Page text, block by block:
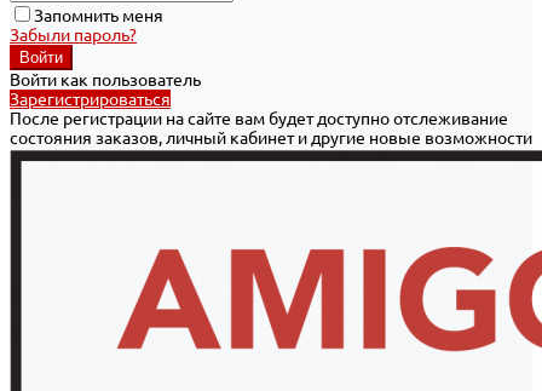
Запомнить меня
Забыли пароль?
Войти как пользователь
Зарегистрироваться
После регистрации на сайте вам будет доступно отслеживание
состояния заказов, личный кабинет и другие новые возможности